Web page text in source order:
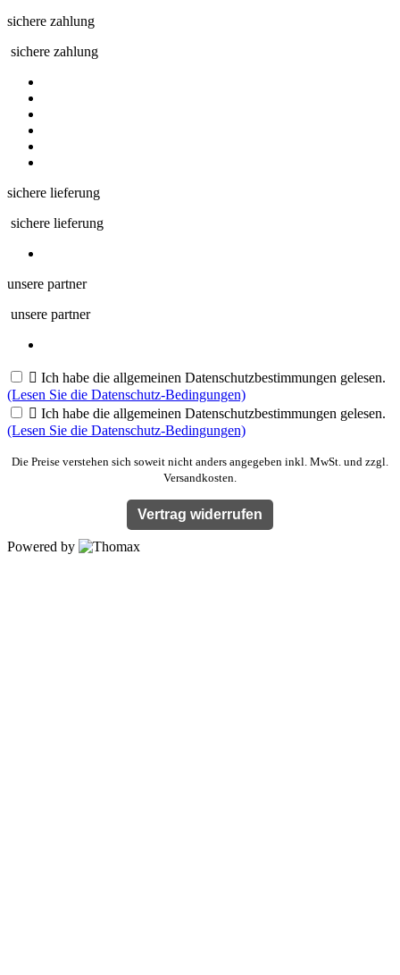
sichere zahlung
sichere zahlung
sichere lieferung
sichere lieferung
unsere partner
unsere partner
 Ich habe die allgemeinen Datenschutzbestimmungen gelesen.
(Lesen Sie die Datenschutz-Bedingungen)
 Ich habe die allgemeinen Datenschutzbestimmungen gelesen.
(Lesen Sie die Datenschutz-Bedingungen)
Die Preise verstehen sich soweit nicht anders angegeben inkl. MwSt. und zzgl.
Versandkosten.
Vertrag widerrufen
Powered by